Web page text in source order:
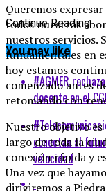
Queremos
todos nuestros
nuestros servicios.
fundamentales en
hoy estamos
comenzado antes
retomando con
Nuestro objetivo
largo de toda la
conexión rápida y
Una vez que
dirigiremos a
Continue Reading
You may like
#AGMER
docente en el
conectan al
velocidad